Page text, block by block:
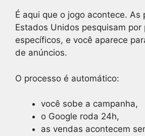
É aqui que o jogo acontece. As
Estados Unidos pesquisam por
específicos, e você aparece
de anúncios.
O processo é automático:
você sobe a campanha,
o Google roda 24h,
as vendas acontecem